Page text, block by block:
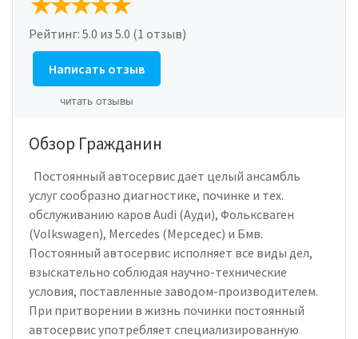
Рейтинг: 5.0 из 5.0 (1 отзыв)
Написать отзыв
читать отзывы
Обзор Гражданин
Постоянный автосервис дает целый ансамбль
услуг сообразно диагностике, починке и тех.
обслуживанию каров Audi (Ауди), Фольксваген
(Volkswagen), Mercedes (Мерседес) и Бмв.
Постоянный автосервис исполняет все виды дел,
взыскательно соблюдая научно-технические
условия, поставленные заводом-производителем.
При притворении в жизнь починки постоянный
автосервис употребляет специализированную